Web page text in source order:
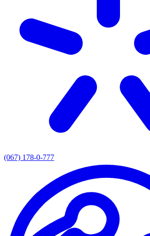
(067) 178-0-777